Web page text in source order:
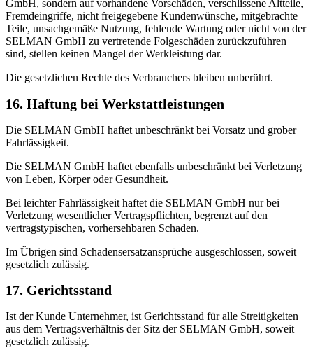
GmbH, sondern auf vorhandene Vorschäden, verschlissene Altteile,
Fremdeingriffe, nicht freigegebene Kundenwünsche, mitgebrachte
Teile, unsachgemäße Nutzung, fehlende Wartung oder nicht von der
SELMAN GmbH zu vertretende Folgeschäden zurückzuführen
sind, stellen keinen Mangel der Werkleistung dar.
Die gesetzlichen Rechte des Verbrauchers bleiben unberührt.
16. Haftung bei Werkstattleistungen
Die SELMAN GmbH haftet unbeschränkt bei Vorsatz und grober
Fahrlässigkeit.
Die SELMAN GmbH haftet ebenfalls unbeschränkt bei Verletzung
von Leben, Körper oder Gesundheit.
Bei leichter Fahrlässigkeit haftet die SELMAN GmbH nur bei
Verletzung wesentlicher Vertragspflichten, begrenzt auf den
vertragstypischen, vorhersehbaren Schaden.
Im Übrigen sind Schadensersatzansprüche ausgeschlossen, soweit
gesetzlich zulässig.
17. Gerichtsstand
Ist der Kunde Unternehmer, ist Gerichtsstand für alle Streitigkeiten
aus dem Vertragsverhältnis der Sitz der SELMAN GmbH, soweit
gesetzlich zulässig.